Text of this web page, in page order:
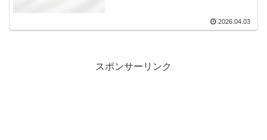
2026.04.03
スポンサーリンク